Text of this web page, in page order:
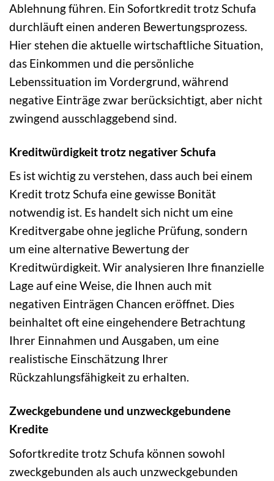
Ablehnung führen. Ein Sofortkredit trotz Schufa
durchläuft einen anderen Bewertungsprozess.
Hier stehen die aktuelle wirtschaftliche Situation,
das Einkommen und die persönliche
Lebenssituation im Vordergrund, während
negative Einträge zwar berücksichtigt, aber nicht
zwingend ausschlaggebend sind.
Kreditwürdigkeit trotz negativer Schufa
Es ist wichtig zu verstehen, dass auch bei einem
Kredit trotz Schufa eine gewisse Bonität
notwendig ist. Es handelt sich nicht um eine
Kreditvergabe ohne jegliche Prüfung, sondern
um eine alternative Bewertung der
Kreditwürdigkeit. Wir analysieren Ihre finanzielle
Lage auf eine Weise, die Ihnen auch mit
negativen Einträgen Chancen eröffnet. Dies
beinhaltet oft eine eingehendere Betrachtung
Ihrer Einnahmen und Ausgaben, um eine
realistische Einschätzung Ihrer
Rückzahlungsfähigkeit zu erhalten.
Zweckgebundene und unzweckgebundene
Kredite
Sofortkredite trotz Schufa können sowohl
zweckgebunden als auch unzweckgebunden